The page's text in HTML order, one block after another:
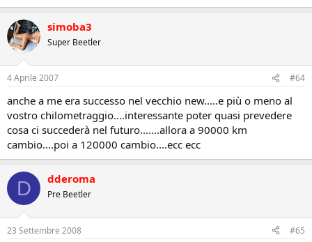
simoba3
Super Beetler
4 Aprile 2007 #64
anche a me era successo nel vecchio new.....e più o meno al
vostro chilometraggio....interessante poter quasi prevedere
cosa ci succederà nel futuro.......allora a 90000 km
cambio....poi a 120000 cambio....ecc ecc
D dderoma
Pre Beetler
23 Settembre 2008 #65